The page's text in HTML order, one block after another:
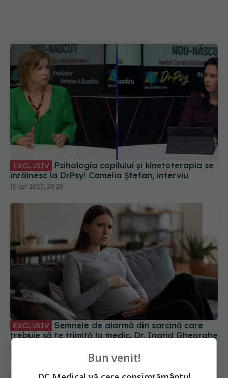
EXCLUSIV
întâlnesc la DrPsy! Camelia Ștefan, interviu
10 oct 2025, 20:29
EXCLUSIV
trebuie să te trimită la medic. Dr. Ingrid Gheorghe
(SANADOR): Necesită prezentare imediată
29 sep 2025, 14:24 Bun venit!